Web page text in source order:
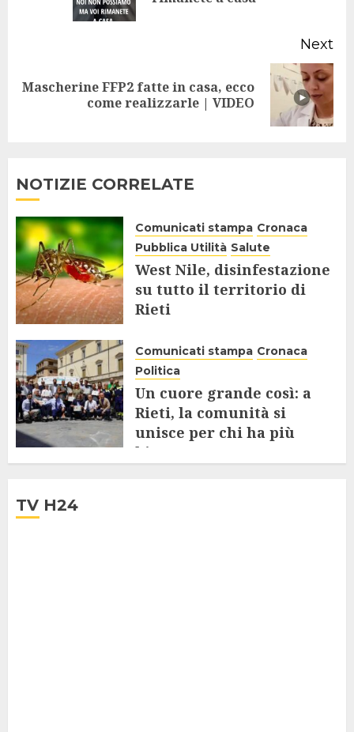
Next
Next
Mascherine FFP2 fatte in casa, ecco
come realizzarle | VIDEO
NOTIZIE CORRELATE
Comunicati stampa Cronaca
Pubblica Utilità Salute
West Nile, disinfestazione
su tutto il territorio di
Rieti
Comunicati stampa Cronaca
Politica
Un cuore grande così: a
Rieti, la comunità si
unisce per chi ha più
bisogno
TV H24